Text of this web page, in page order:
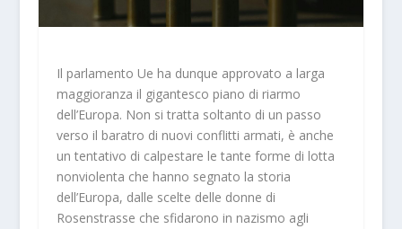
Il parlamento Ue ha dunque approvato a larga
maggioranza il gigantesco piano di riarmo
dell’Europa. Non si tratta soltanto di un passo
verso il baratro di nuovi conflitti armati, è anche
un tentativo di calpestare le tante forme di lotta
nonviolenta che hanno segnato la storia
dell’Europa, dalle scelte delle donne di
Rosenstrasse che sfidarono in nazismo agli